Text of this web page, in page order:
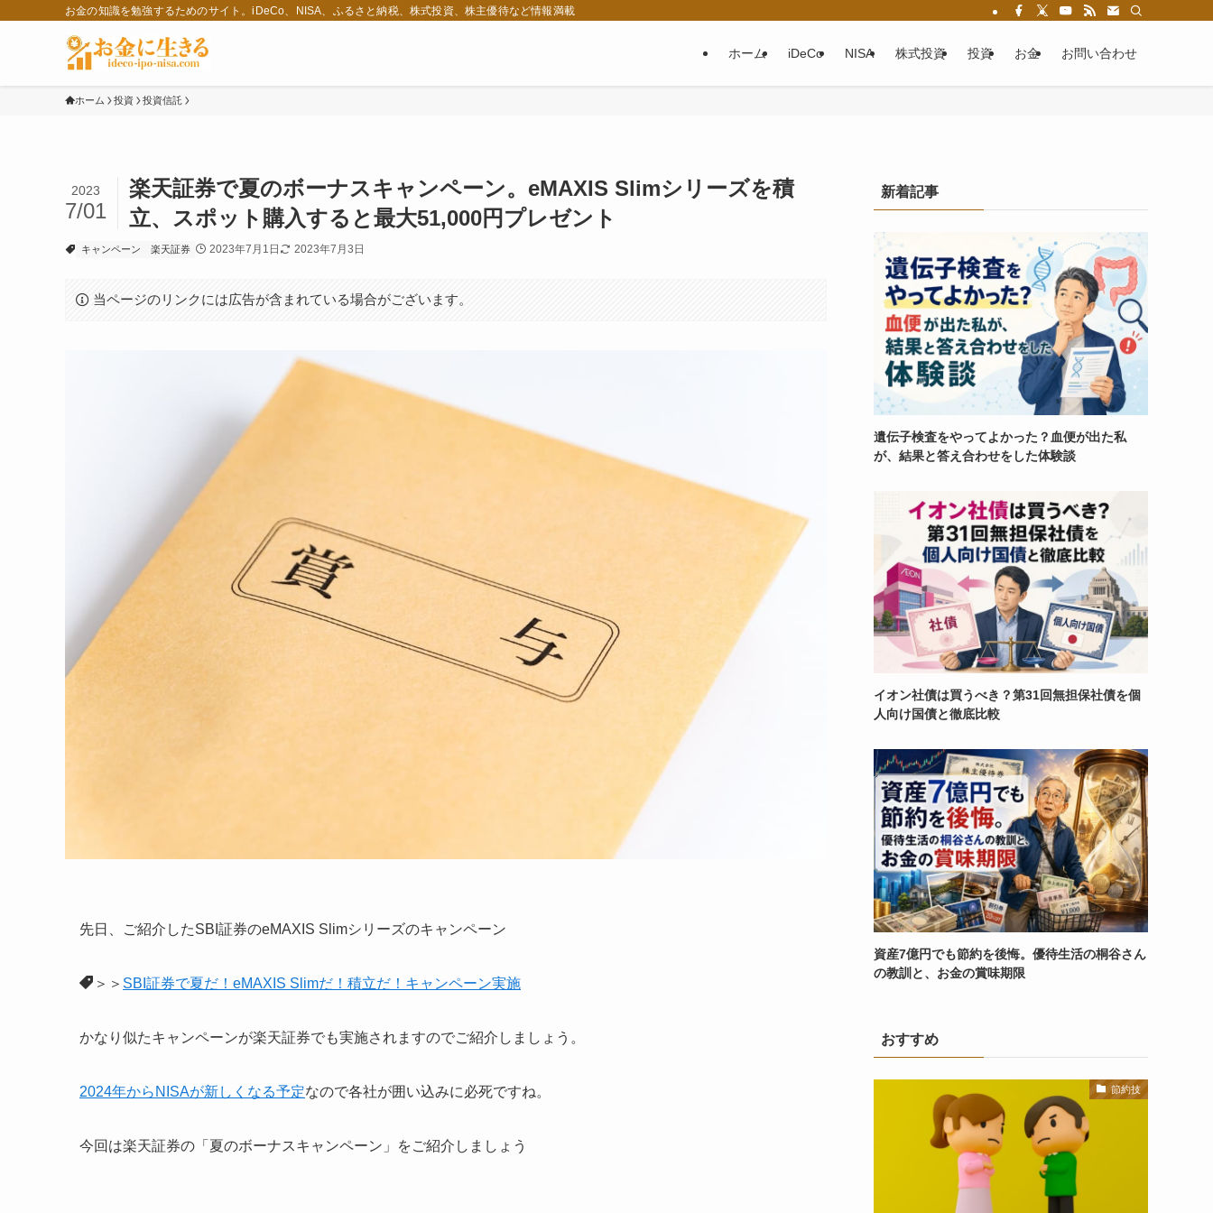
お金の知識を勉強するためのサイト。iDeCo、NISA、ふるさと納税、株式投資、株主優待など情報満載
ホーム iDeCo NISA 株式投資 投資 お金 お問い合わせ
ホーム 投資 投資信託
楽天証券で夏のボーナスキャンペーン。eMAXIS Slimシリーズを積
立、スポット購入すると最大51,000円プレゼント
2023
7/01
キャンペーン 楽天証券 2023年7月1日 2023年7月3日
当ページのリンクには広告が含まれている場合がございます。
先日、ご紹介したSBI証券のeMAXIS Slimシリーズのキャンペーン
＞＞ SBI証券で夏だ！eMAXIS Slimだ！積立だ！キャンペーン実施
かなり似たキャンペーンが楽天証券でも実施されますのでご紹介しましょう。
2024年からNISAが新しくなる予定なので各社が囲い込みに必死ですね。
今回は楽天証券の「夏のボーナスキャンペーン」をご紹介しましょう
新着記事
遺伝子検査をやってよかった？血便が出た私
が、結果と答え合わせをした体験談
イオン社債は買うべき？第31回無担保社債を個
人向け国債と徹底比較
資産7億円でも節約を後悔。優待生活の桐谷さん
の教訓と、お金の賞味期限
おすすめ
節約技